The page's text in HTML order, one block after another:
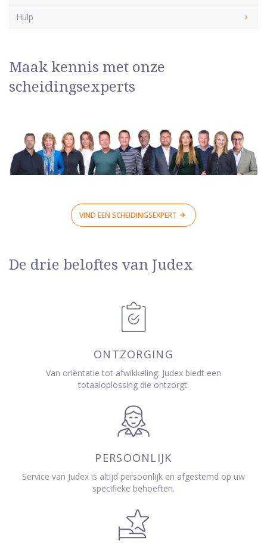
Hulp
Maak kennis met onze
scheidingsexperts
VIND EEN SCHEIDINGSEXPERT
De drie beloftes van Judex
ONTZORGING
Van oriëntatie tot afwikkeling: Judex biedt een
totaaloplossing die ontzorgt.
PERSOONLIJK
Service van Judex is altijd persoonlijk en afgestemd op uw
specifieke behoeften.